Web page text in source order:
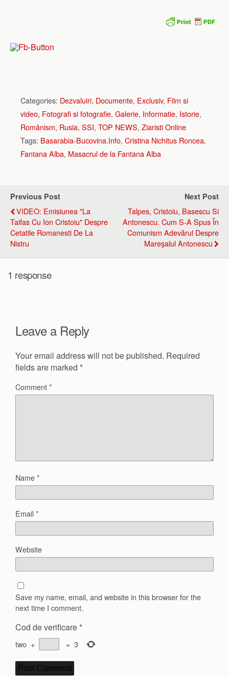
Categories: Dezvaluiri, Documente, Exclusiv, Film si
video, Fotografi si fotografie, Galerie, Informatie, Istorie,
Românism, Rusia, SSI, TOP NEWS, Ziaristi Online
Tags: Basarabia-Bucovina.Info, Cristina Nichitus Roncea,
Fantana Alba, Masacrul de la Fantana Alba
Previous Post
VIDEO: Emisiunea "La
Taifas Cu Ion Cristoiu" Despre
Cetatile Romanesti De La
Nistru
Next Post
Talpes, Cristoiu, Basescu Si
Antonescu. Cum S-A Spus În
Comunism Adevărul Despre
Mareşalul Antonescu
1 response
Leave a Reply
Your email address will not be published. Required
fields are marked *
Comment*
Name*
Email*
Website
Save my name, email, and website in this browser for the
next time I comment.
Cod de verificare *
two + = 3